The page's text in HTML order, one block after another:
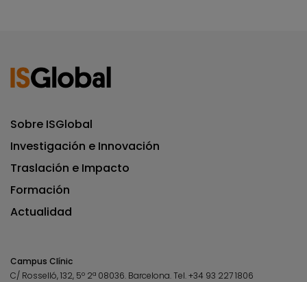
Sobre ISGlobal
Investigación e Innovación
Traslación e Impacto
Formación
Actualidad
Campus Clínic
C/ Rosselló, 132, 5º 2ª 08036. Barcelona.Tel.+34 93 227 1806